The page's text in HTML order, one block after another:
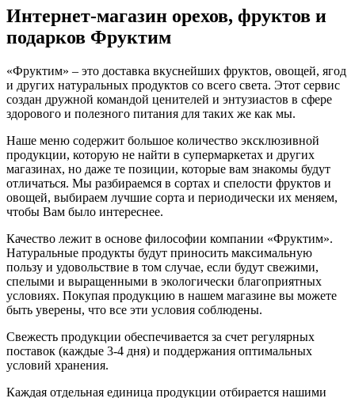
Интернет-магазин орехов, фруктов и
подарков Фруктим
«Фруктим» – это доставка вкуснейших фруктов, овощей, ягод
и других натуральных продуктов со всего света. Этот сервис
создан дружной командой ценителей и энтузиастов в сфере
здорового и полезного питания для таких же как мы.
Наше меню содержит большое количество эксклюзивной
продукции, которую не найти в супермаркетах и других
магазинах, но даже те позиции, которые вам знакомы будут
отличаться. Мы разбираемся в сортах и спелости фруктов и
овощей, выбираем лучшие сорта и периодически их меняем,
чтобы Вам было интереснее.
Качество лежит в основе философии компании «Фруктим».
Натуральные продукты будут приносить максимальную
пользу и удовольствие в том случае, если будут свежими,
cпелыми и выращенными в экологически благоприятных
условиях. Покупая продукцию в нашем магазине вы можете
быть уверены, что все эти условия соблюдены.
Свежесть продукции обеспечивается за счет регулярных
поставок (каждые 3-4 дня) и поддержания оптимальных
условий хранения.
Каждая отдельная единица продукции отбирается нашими